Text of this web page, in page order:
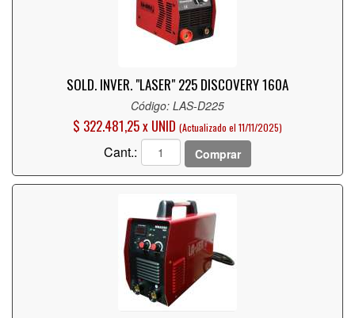
SOLD. INVER. "LASER" 225 DISCOVERY 160A
Código: LAS-D225
$ 322.481,25 x UNID (Actualizado el 11/11/2025)
Cant.: Comprar